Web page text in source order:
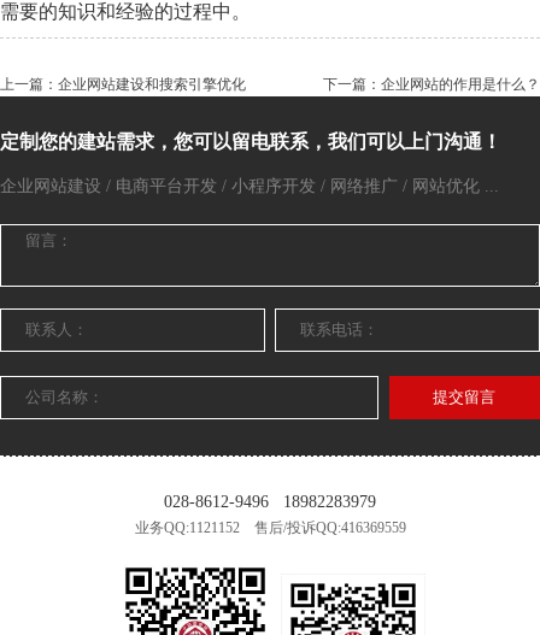
需要的知识和经验的过程中。
上一篇：企业网站建设和搜索引擎优化 下一篇：企业网站的作用是什么？
定制您的建站需求，您可以留电联系，我们可以上门沟通！
企业网站建设 / 电商平台开发 / 小程序开发 / 网络推广 / 网站优化 ...
提交留言
028-8612-9496 18982283979
业务QQ:1121152 售后/投诉QQ:416369559